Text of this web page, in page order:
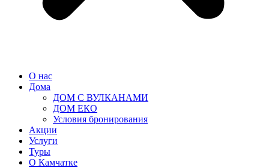
О нас
Дома
ДОМ С ВУЛКАНАМИ
ДОМ ЕКО
Условия бронирования
Акции
Услуги
Туры
О Камчатке